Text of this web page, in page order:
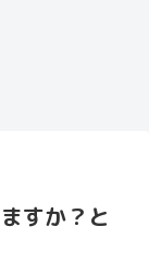
すか？と